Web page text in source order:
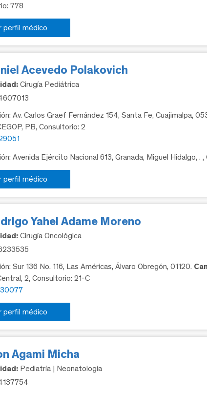
778
perfil médico
Acevedo Polakovich
Cirugía Pediátrica
Av. Carlos Graef Fernández 154, Santa Fe, Cuajimalpa,
PB, Consultorio: 2
Avenida Ejército Nacional 613, Granada, Miguel Hidalgo, . ,
perfil médico
Yahel Adame Moreno
Cirugía Oncológica
Sur 136 No. 116, Las Américas, Álvaro Obregón, 01120.
2, Consultorio: 21-C
perfil médico
Agami Micha
Pediatría | Neonatología